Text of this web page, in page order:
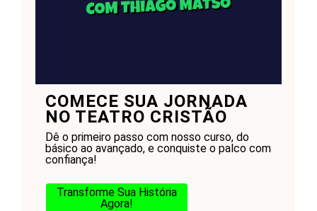
COMECE SUA JORNADA
NO TEATRO CRISTÃO
Dê o primeiro passo com nosso curso, do
básico ao avançado, e conquiste o palco com
confiança!
Transforme Sua História
Agora!